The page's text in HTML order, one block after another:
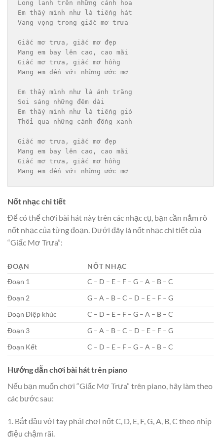
Long lanh trên những cánh hoa
Em thấy mình như là tiếng hát
Vang vọng trong giấc mơ trưa
Giấc mơ trưa, giấc mơ đẹp
Mang em bay lên cao, cao mãi
Giấc mơ trưa, giấc mơ hồng
Mang em đến với những ước mơ
Em thấy mình như là ánh trăng
Soi sáng những đêm dài
Em thấy mình như là tiếng gió
Thổi qua những cánh đồng xanh
Giấc mơ trưa, giấc mơ đẹp
Mang em bay lên cao, cao mãi
Giấc mơ trưa, giấc mơ hồng
Nốt nhạc chi tiết
Để có thể chơi bài hát này trên các nhạc cụ, bạn cần nắm rõ
nốt nhạc của từng đoạn. Dưới đây là nốt nhạc chi tiết của
“Giấc Mơ Trưa”:
ĐOẠN
NỐT NHẠC
Đoạn 1
C – D – E – F – G – A – B – C
Đoạn 2
G – A – B – C – D – E – F – G
Đoạn Điệp khúc
C – D – E – F – G – A – B – C
Đoạn 3
G – A – B – C – D – E – F – G
Đoạn Kết
C – D – E – F – G – A – B – C
Hướng dẫn chơi bài hát trên piano
Nếu bạn muốn chơi “Giấc Mơ Trưa” trên piano, hãy làm theo
các bước sau:
1. Bắt đầu với tay phải chơi nốt C, D, E, F, G, A, B, C theo nhịp
điệu chậm rãi.